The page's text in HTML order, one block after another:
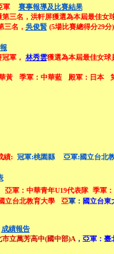
軍
賽事報導及比賽結果
三名，洪軒屏獲選為本屆最佳女
三名， 吳俊賢(5場比賽總得分29
軍， 林秀雲獲選為本屆最佳女球
黃 季軍：中華藍 殿軍：日本
績: 冠軍:桃園縣 亞軍:國立台北
亞軍：中華青年U19代表隊 季軍
立台北教育大學 亞軍： 國立台東
成績報告
市立萬芳高中(國中部)A，亞軍：臺